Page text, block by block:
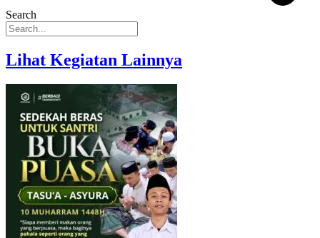
Search
Lihat Kegiatan Lainnya